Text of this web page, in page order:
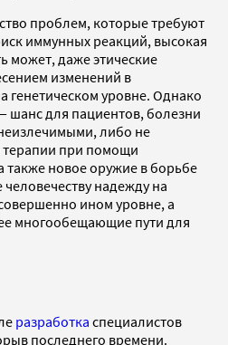
проблем, которые требуют
иммунных реакций, высокая
может, даже этические
изменений в
генетическом уровне. Однако
для пациентов, болезни
либо не
при помощи
также новое оружие в борьбе
надежду на
ином уровне, а
многообещающие пути для
разработка специалистов
последнего времени.